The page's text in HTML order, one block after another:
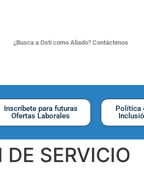
¿Busca a Osti como Aliado? Contáctenos
Inscríbete para futuras
Ofertas Laborales
Política
SERVICIO